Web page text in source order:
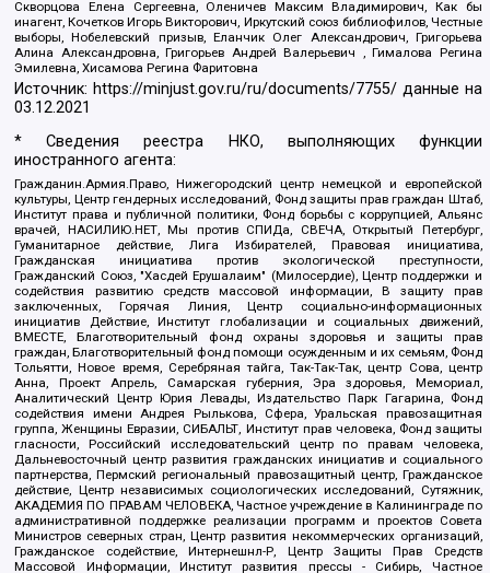
Скворцова Елена Сергеевна, Оленичев Максим Владимирович, Как бы
инагент, Кочетков Игорь Викторович, Иркутский союз библиофилов, Честные
выборы, Нобелевский призыв, Еланчик Олег Александрович, Григорьева
Алина Александровна, Григорьев Андрей Валерьевич , Гималова Регина
Эмилевна, Хисамова Регина Фаритовна
Источник: https://minjust.gov.ru/ru/documents/7755/ данные на
03.12.2021
* Сведения реестра НКО, выполняющих функции
иностранного агента:
Гражданин.Армия.Право, Нижегородский центр немецкой и европейской
культуры, Центр гендерных исследований, Фонд защиты прав граждан Штаб,
Институт права и публичной политики, Фонд борьбы с коррупцией, Альянс
врачей, НАСИЛИЮ.НЕТ, Мы против СПИДа, СВЕЧА, Открытый Петербург,
Гуманитарное действие, Лига Избирателей, Правовая инициатива,
Гражданская инициатива против экологической преступности,
Гражданский Союз, "Хасдей Ерушалаим" (Милосердие), Центр поддержки и
содействия развитию средств массовой информации, В защиту прав
заключенных, Горячая Линия, Центр социально-информационных
инициатив Действие, Институт глобализации и социальных движений,
ВМЕСТЕ, Благотворительный фонд охраны здоровья и защиты прав
граждан, Благотворительный фонд помощи осужденным и их семьям, Фонд
Тольятти, Новое время, Серебряная тайга, Так-Так-Так, центр Сова, центр
Анна, Проект Апрель, Самарская губерния, Эра здоровья, Мемориал,
Аналитический Центр Юрия Левады, Издательство Парк Гагарина, Фонд
содействия имени Андрея Рылькова, Сфера, Уральская правозащитная
группа, Женщины Евразии, СИБАЛЬТ, Институт прав человека, Фонд защиты
гласности, Российский исследовательский центр по правам человека,
Дальневосточный центр развития гражданских инициатив и социального
партнерства, Пермский региональный правозащитный центр, Гражданское
действие, Центр независимых социологических исследований, Сутяжник,
АКАДЕМИЯ ПО ПРАВАМ ЧЕЛОВЕКА, Частное учреждение в Калининграде по
административной поддержке реализации программ и проектов Совета
Министров северных стран, Центр развития некоммерческих организаций,
Гражданское содействие, Интернешнл-Р, Центр Защиты Прав Средств
Массовой Информации, Институт развития прессы - Сибирь, Частное